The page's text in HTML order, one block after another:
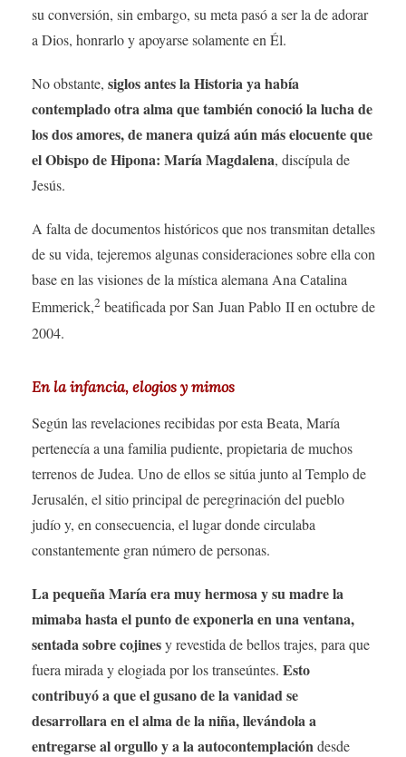
su conversión, sin embargo, su meta pasó a ser la de adorar
a Dios, honrarlo y apoyarse solamente en Él.
No obstante, siglos antes la Historia ya había
contemplado otra alma que también conoció la lucha de
los dos amores, de manera quizá aún más elocuente que
el Obispo de Hipona: María Magdalena, discípula de
Jesús.
A falta de documentos históricos que nos transmitan detalles
de su vida, tejeremos algunas consideraciones sobre ella con
base en las visiones de la mística alemana Ana Catalina
Emmerick,2beatificada por San Juan Pablo II en octubre de
2004.
En la infancia, elogios y mimos
Según las revelaciones recibidas por esta Beata, María
pertenecía a una familia pudiente, propietaria de muchos
terrenos de Judea. Uno de ellos se sitúa junto al Templo de
Jerusalén, el sitio principal de peregrinación del pueblo
judío y, en consecuencia, el lugar donde circulaba
constantemente gran número de personas.
La pequeña María era muy hermosa y su madre la
mimaba hasta el punto de exponerla en una ventana,
sentada sobre cojinesy revestida de bellos trajes, para que
fuera mirada y elogiada por los transeúntes. Esto
contribuyó a que el gusano de la vanidad se
desarrollara en el alma de la niña, llevándola a
entregarse al orgullo y a la autocontemplación desde